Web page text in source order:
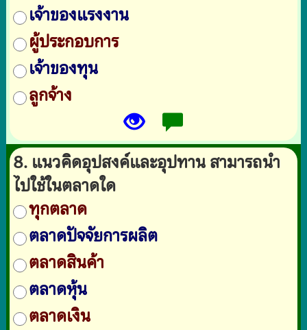
เจ้าของแรงงาน
ผู้ประกอบการ
เจ้าของทุน
ลูกจ้าง
8. แนวคิดอุปสงค์และอุปทาน สามารถนำ
ไปใช้ในตลาดใด
ทุกตลาด
ตลาดปัจจัยการผลิต
ตลาดสินค้า
ตลาดหุ้น
ตลาดเงิน